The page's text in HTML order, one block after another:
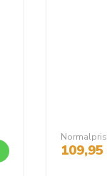
109,95
Normalpris